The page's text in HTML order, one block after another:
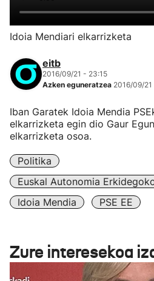
Idoia Mendiari elkarrizketa
eitb
2016/09/21 - 23:15
Azken eguneratzea 2016/09/
Iban Garatek Idoia Mendia
elkarrizketa egin dio Gaur
elkarrizketa osoa.
Politika
Euskal Autonomia
Idoia Mendia
PSE EE
Zure interesekoa